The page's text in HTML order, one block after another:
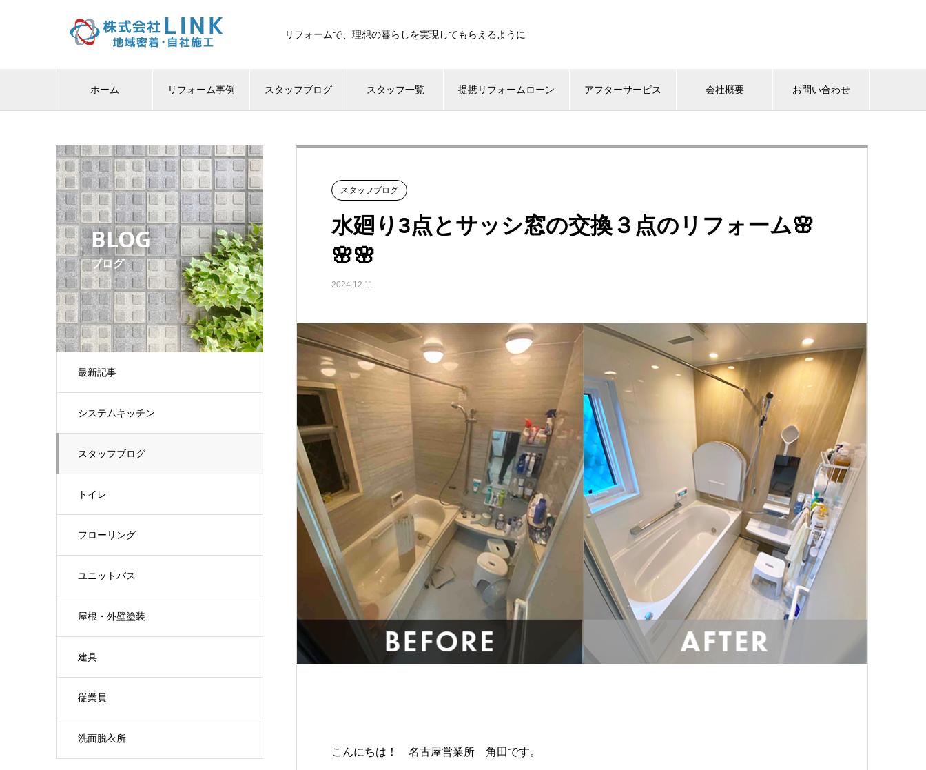
リフォームで、理想の暮らしを実現してもらえるように
ホーム リフォーム事例 スタッフブログ スタッフ一覧 提携リフォームローン アフターサービス 会社概要 お問い合わせ
BLOG
ブログ
最新記事
システムキッチン
スタッフブログ
トイレ
フローリング
ユニットバス
屋根・外壁塗装
建具
従業員
洗面脱衣所
スタッフブログ
水廻り3点とサッシ窓の交換３点のリフォーム🌸
🌸🌸
2024.12.11
こんにちは！ 名古屋営業所 角田です。